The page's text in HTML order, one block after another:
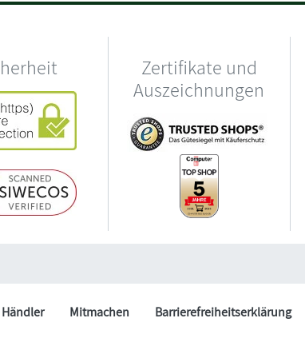
Zertifikate und
Auszeichnungen
Händler Mitmachen Barrierefreiheitserklärung